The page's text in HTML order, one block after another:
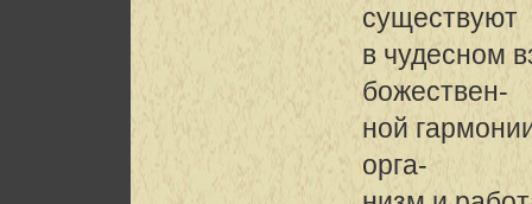
существуют
в чудесном
божествен-
ной
орга-